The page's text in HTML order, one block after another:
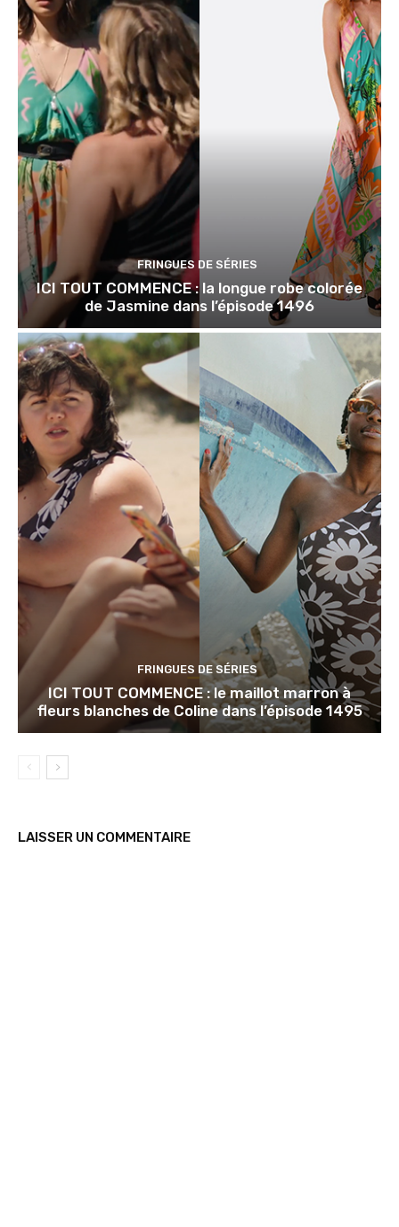
FRINGUES DE SÉRIES
ICI TOUT COMMENCE : la longue robe colorée
de Jasmine dans l’épisode 1496
FRINGUES DE SÉRIES
ICI TOUT COMMENCE : le maillot marron à
fleurs blanches de Coline dans l’épisode 1495
LAISSER UN COMMENTAIRE